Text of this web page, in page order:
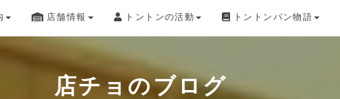
店舗情報 トントンの活動 トントンパン物語
店チョのブログ